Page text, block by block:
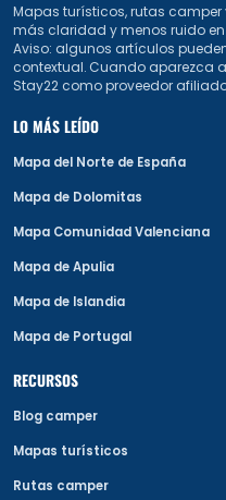
Mapas turísticos, rutas
más claridad y menos ruido
Aviso: algunos artículos
contextual. Cuando aparezca
Stay22 como proveedor
LO MÁS LEÍDO
Mapa del Norte de España
Mapa de Dolomitas
Mapa Comunidad Valenciana
Mapa de Apulia
Mapa de Islandia
Mapa de Portugal
RECURSOS
Blog camper
Mapas turísticos
Rutas camper